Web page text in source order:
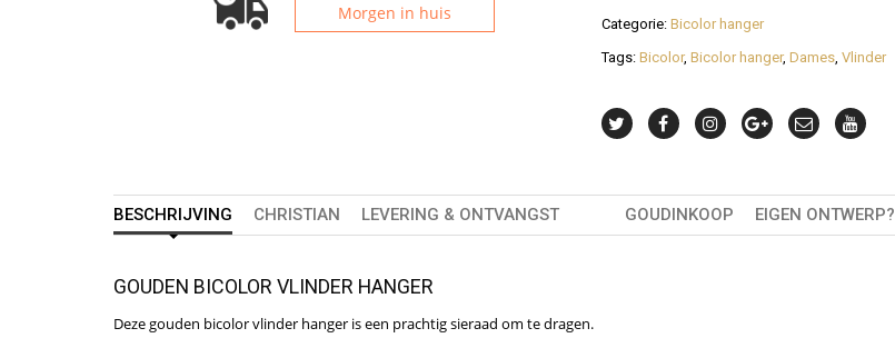
Morgen in huis
Categorie: Bicolor hanger
Tags: Bicolor, Bicolor hanger, Dames, Vlinder
BESCHRIJVING CHRISTIAN LEVERING & ONTVANGST GOUDINKOOP EIGEN ONTWERP?
GOUDEN BICOLOR VLINDER HANGER
Deze gouden bicolor vlinder hanger is een prachtig sieraad om te dragen.